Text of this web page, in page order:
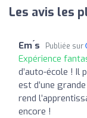
Les avis les
Em ́s Publiée sur
Expérience
d’auto-école ! Il
est d’une
rend
encore !